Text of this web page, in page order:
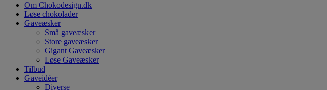
Om Chokodesign.dk
Løse chokolader
Gaveæsker
Små gaveæsker
Store gaveæsker
Gigant Gaveæsker
Løse Gaveæsker
Tilbud
Gaveidéer
Diverse